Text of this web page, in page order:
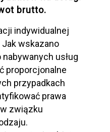
brutto.
indywidualnej
wskazano
usług
proporcjonalne
przypadkach
prawa
związku